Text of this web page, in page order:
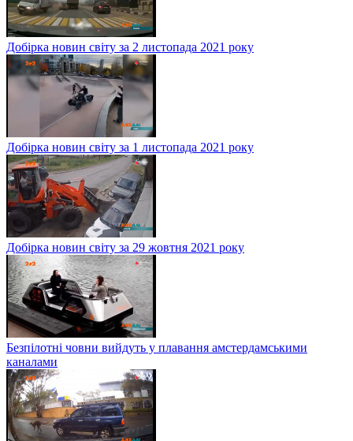
Добірка новин світу за 2 листопада 2021 року
Добірка новин світу за 1 листопада 2021 року
Добірка новин світу за 29 жовтня 2021 року
Безпілотні човни вийдуть у плавання амстердамськими
каналами